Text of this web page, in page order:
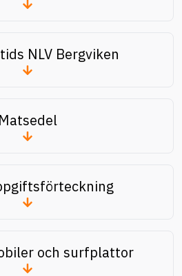
NLV Bergviken
Matsedel
och surfplattor